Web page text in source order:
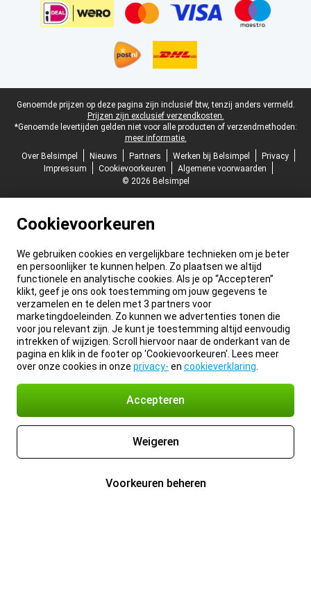
Juridische voettekst
Genoemde prijzen op deze pagina zijn inclusief btw, tenzij anders vermeld.
Prijzen zijn exclusief verzendkosten.
*Genoemde levertijden gelden niet voor alle producten of verzendmethoden:
meer informatie.
Over Belsimpel
Nieuws Partners Werken bij Belsimpel
Privacy
Impressum
Cookievoorkeuren
Algemene voorwaarden
© 2026 Belsimpel
Cookievoorkeuren
We gebruiken cookies en vergelijkbare technieken om je beter
en persoonlijker te kunnen helpen. Zo plaatsen we altijd
functionele en analytische cookies. Als je op “Accepteren”
klikt, geef je ons ook toestemming om jouw gegevens te
verzamelen en te delen met 3 partners voor
marketingdoeleinden. Zo kunnen we advertenties tonen die
voor jou relevant zijn. Je kunt je toestemming altijd eenvoudig
intrekken of wijzigen. Scroll hiervoor naar de onderkant van de
pagina en klik in de footer op 'Cookievoorkeuren'. Lees meer
over onze cookies in onze privacy- en cookieverklaring
Accepteren
Weigeren
Voorkeuren beheren